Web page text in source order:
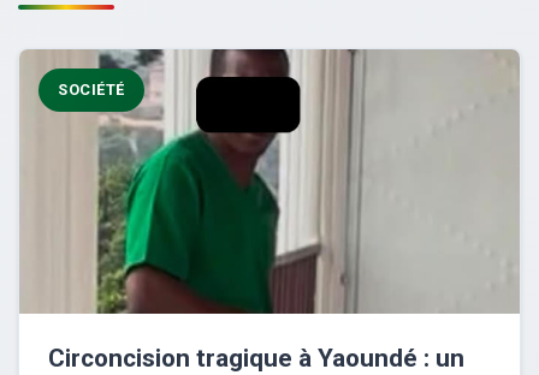
SOCIÉTÉ
Circoncision tragique à Yaoundé : un